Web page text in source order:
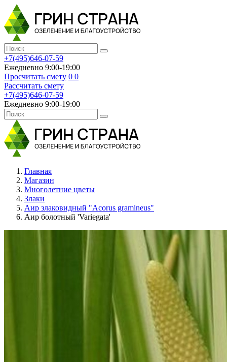
+7(495)646-07-59
Ежедневно 9:00-19:00
Просчитать смету 0 0
Рассчитать смету
+7(495)646-07-59
Ежедневно 9:00-19:00
Главная
Магазин
Многолетние цветы
Злаки
Аир злаковидный "Acorus gramineus"
Аир болотный 'Variegata'